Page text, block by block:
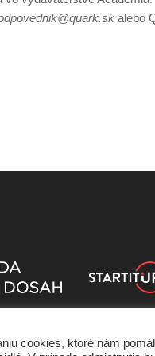
alebo
cookies, ktoré nám